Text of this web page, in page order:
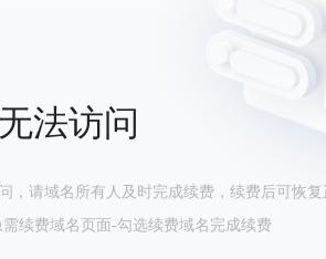
法访问
，请域名所有人及时完成续费，续费后可恢复
续费域名页面-勾选续费域名完成续费